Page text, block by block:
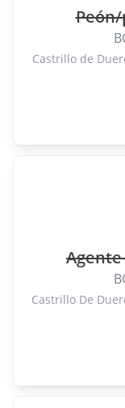
Castrillo de
Castrillo De